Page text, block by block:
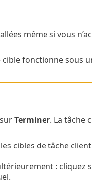
même si vous
fonctionne sous
Terminer. La tâche
cibles de tâche
: cliquez